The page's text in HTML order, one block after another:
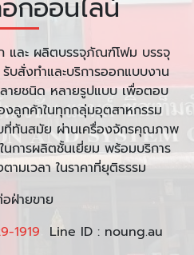
กออนไลน์
และ ผลิตบรรจุภัณฑ์โฟม บรรจุ
สั่งทำและบริการออกแบบงาน
ยชนิด หลายรูปแบบ เพื่อตอบ
ลูกค้าในทุกกลุ่มอุตสาหกรรม
ที่ทันสมัย ผ่านเครื่องจักรคุณภาพ
การผลิตชั้นเยี่ยม พร้อมบริการ
ามเวลา ในราคาที่ยุติธรรม
ฝ่ายขาย
1919 Line ID : noung.au